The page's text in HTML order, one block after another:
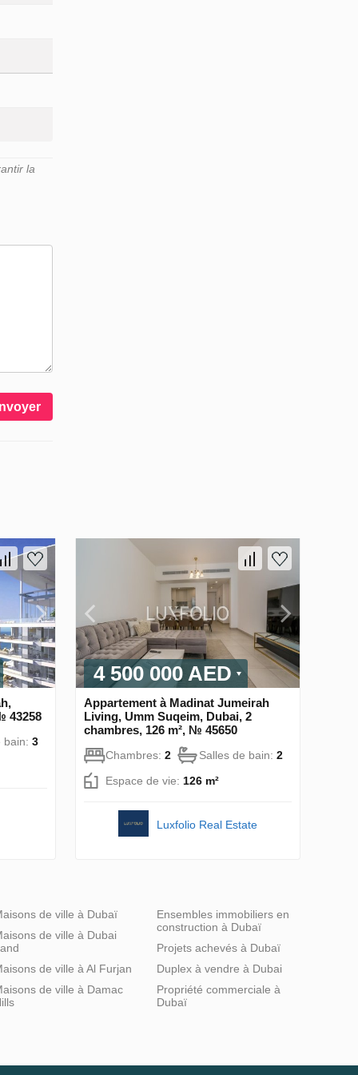
la
43258
bain: 3
4 500 000 AED
Appartement à Madinat Jumeirah
Living, Umm Suqeim, Dubai, 2
chambres, 126 m², № 45650
Chambres: 2 Salles de bain: 2
Espace de vie: 126 m²
Luxfolio Real Estate
de ville à Dubaï
de ville à Dubai
de ville à Al Furjan
de ville à Damac
Ensembles immobiliers en
construction à Dubaï
Projets achevés à Dubaï
Duplex à vendre à Dubai
Propriété commerciale à
Dubaï